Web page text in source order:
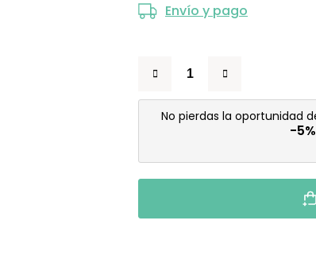
Envío y pago
No pierdas la oportunidad
-5%